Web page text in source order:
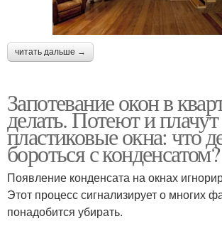
читать дальше →
Запотевание окон в
делать. Потеют и плачут
пластиковые окна: что
бороться с конденсатом?
Появление конденсата на окнах
Этот процесс сигнализирует о многих
понадобится убирать.